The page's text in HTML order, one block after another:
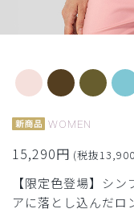
WOMEN
15,290円 (税抜
【限定色登場】シ
アに落とし込んだロ